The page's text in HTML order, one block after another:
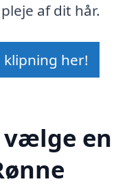
af dit hår.
klipning her!
vælge en